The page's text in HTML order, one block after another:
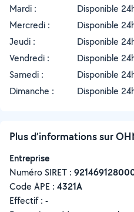
Mardi :
Disponible
Mercredi :
Disponible
Jeudi :
Disponible
Vendredi :
Disponible
Samedi :
Disponible
Dimanche :
Disponible
Plus d’informations sur
Entreprise
Numéro SIRET :
Code APE : 4321A
Effectif : -